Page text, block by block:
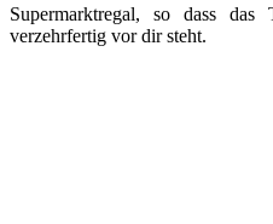
Supermarktregal, so dass
verzehrfertig vor dir steht.